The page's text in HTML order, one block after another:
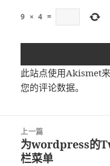
9 × 4 =
此站点使用Akismet来
您的评论数据。
上一篇
上
篇
为wordpress的
栏菜单